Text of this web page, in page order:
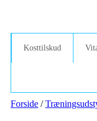
Kosttilskud
Forside /